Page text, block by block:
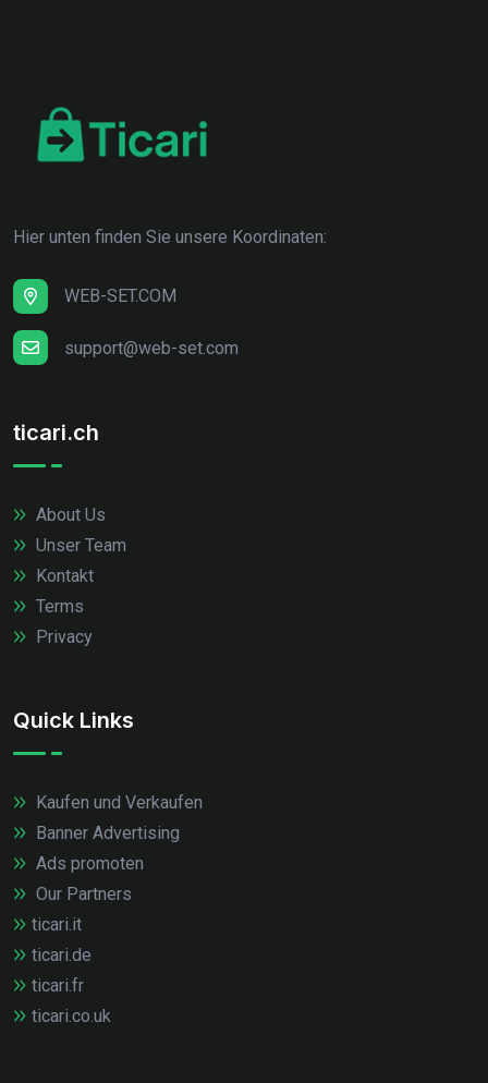
Hier unten finden Sie unsere Koordinaten:
WEB-SET.COM
support@web-set.com
ticari.ch
About Us
Unser Team
Kontakt
Terms
Privacy
Quick Links
Kaufen und Verkaufen
Banner Advertising
Ads promoten
Our Partners
ticari.it
ticari.de
ticari.fr
ticari.co.uk